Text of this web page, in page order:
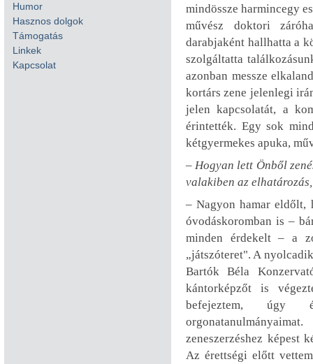
Humor
Hasznos dolgok
Támogatás
Linkek
Kapcsolat
mindössze harmincegy
művész doktori
darabjaként hallhatta a
szolgáltatta
azonban messze
kortárs zene jelenlegi
jelen kapcsolatát, a
érintették. Egy sok
kétgyermekes apuka,
– Hogyan lett Önből
valakiben az
– Nagyon hamar eldőlt,
óvodáskoromban is –
minden érdekelt – a
„játszóteret". A
Bartók Béla
kántorképzőt is
befejeztem, úgy
zeneszerzéshez képest
Az érettségi előtt